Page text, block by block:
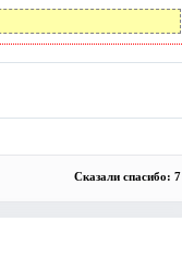
Сказали спасибо: 7